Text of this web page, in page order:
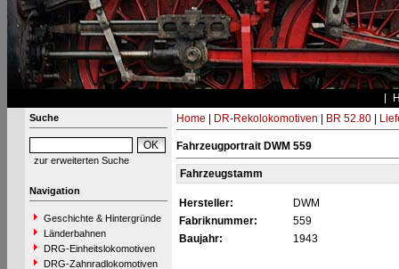
Suche
zur erweiterten Suche
Navigation
Geschichte & Hintergründe
Länderbahnen
DRG-Einheitslokomotiven
DRG-Zahnradlokomotiven
Home DR-Rekolokomotiven BR 52.80|
Fahrzeugportrait DWM 559
Fahrzeugstamm
Hersteller:
DWM
Fabriknummer:
559
Baujahr:
1943